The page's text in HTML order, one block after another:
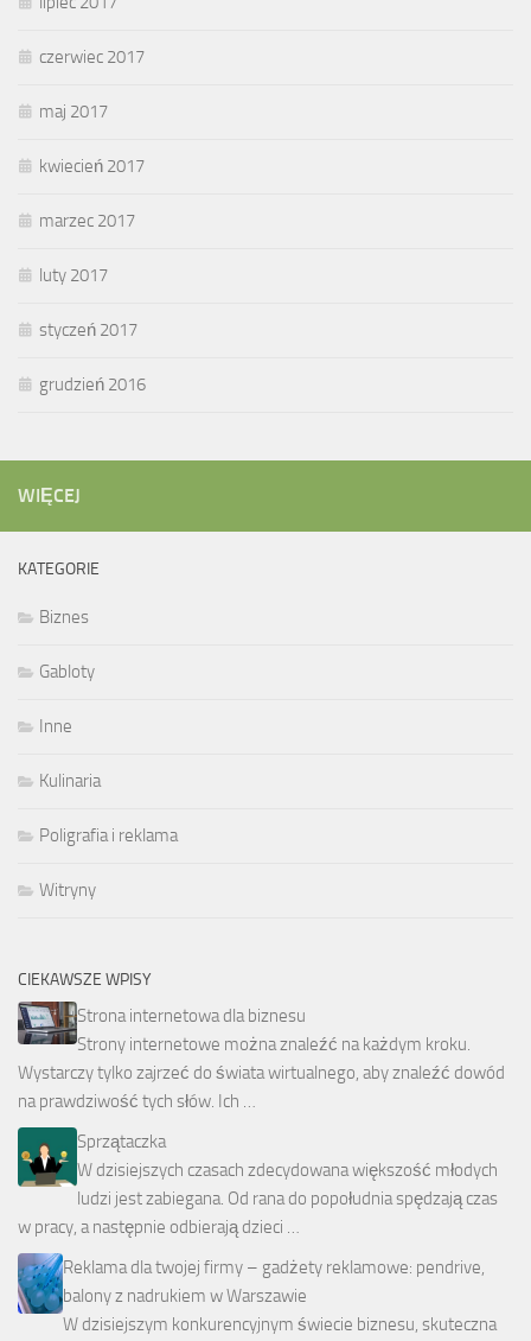
czerwiec 2017
maj 2017
kwiecień 2017
marzec 2017
luty 2017
styczeń 2017
grudzień 2016
WIĘCEJ
KATEGORIE
Biznes
Gabloty
Inne
Kulinaria
Poligrafia i reklama
Witryny
CIEKAWSZE WPISY
Strona internetowa dla biznesu
Strony internetowe można znaleźć na każdym kroku.
Wystarczy tylko zajrzeć do świata wirtualnego, aby znaleźć dowód
na prawdziwość tych słów. Ich …
Sprzątaczka
W dzisiejszych czasach zdecydowana większość młodych
ludzi jest zabiegana. Od rana do popołudnia spędzają czas
w pracy, a następnie odbierają dzieci …
Reklama dla twojej firmy – gadżety reklamowe: pendrive,
balony z nadrukiem w Warszawie
W dzisiejszym konkurencyjnym świecie biznesu, skuteczna